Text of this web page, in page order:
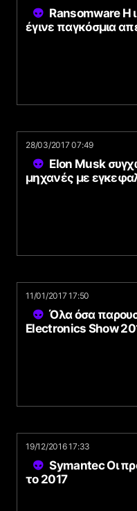
Ransomware Η
έγινε παγκόσμια
28/03/2017 07:49
Elon Musk
μηχανές με
11/01/2017 17:50
Όλα όσα
Electronics Show
19/12/2016 17:33
Symantec Οι
το 2017